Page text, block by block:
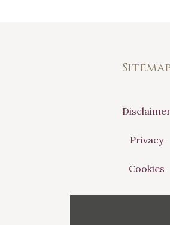
Sitemap
Privacy
Cookies